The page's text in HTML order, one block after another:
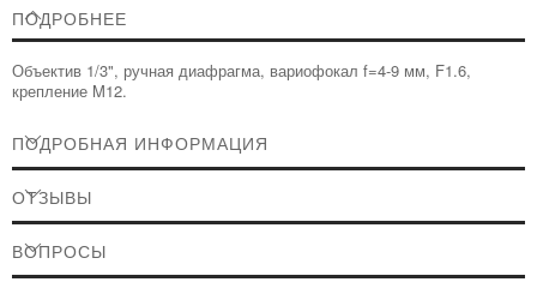
ПОДРОБНЕЕ
Объектив 1/3", ручная диафрагма, вариофокал f=4-9 мм, F1.6,
крепление M12.
ПОДРОБНАЯ ИНФОРМАЦИЯ
ОТЗЫВЫ
ВОПРОСЫ